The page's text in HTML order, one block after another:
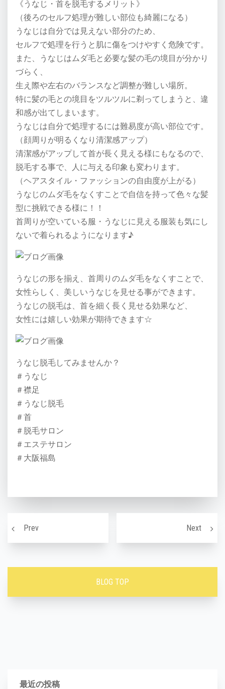
《うなじ・首を脱毛するメリット》
（後ろのセルフ処理が難しい部位も綺麗になる）
うなじは自分では見えない部分のため、
セルフで処理を行うと肌に傷をつけやすく危険です。
また、うなじはムダ毛と必要な髪の毛の境目が分かり
づらく、
生え際や左右のバランスなど調整が難しい場所。
特に髪の毛との境目をツルツルに剃ってしまうと、違
和感が出てしまいます。
うなじは自分で処理するには難易度が高い部位です。
（顔周りが明るくなり清潔感アップ）
清潔感がアップして首が長く見える様にもなるので、
脱毛する事で、人に与える印象も変わります。
（ヘアスタイル・ファッションの自由度が上がる）
うなじのムダ毛をなくすことで自信を持って色々な髪
型に挑戦できる様に！！
首周りが空いている服・うなじに見える服装も気にし
ないで着られるようになります♪
うなじの形を揃え、首周りのムダ毛をなくすことで、
女性らしく、美しいうなじを見せる事ができます。
うなじの脱毛は、首を細く長く見せる効果など、
女性には嬉しい効果が期待できます☆
うなじ脱毛してみませんか？
＃うなじ
＃襟足
＃うなじ脱毛
＃首
＃脱毛サロン
＃エステサロン
＃大阪福島
Prev
老廃物ってなに？ Nextバナ
BLOG TOP
最近の投稿